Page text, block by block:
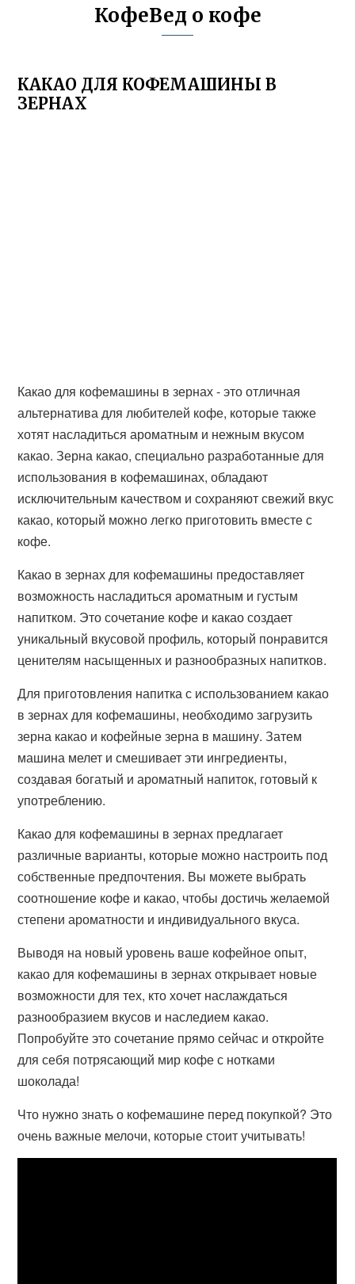
КофеВед о кофе
КАКАО ДЛЯ КОФЕМАШИНЫ В
ЗЕРНАХ
Какао для кофемашины в зернах - это отличная
альтернатива для любителей кофе, которые также
хотят насладиться ароматным и нежным вкусом
какао. Зерна какао, специально разработанные для
использования в кофемашинах, обладают
исключительным качеством и сохраняют свежий вкус
какао, который можно легко приготовить вместе с
кофе.
Какао в зернах для кофемашины предоставляет
возможность насладиться ароматным и густым
напитком. Это сочетание кофе и какао создает
уникальный вкусовой профиль, который понравится
ценителям насыщенных и разнообразных напитков.
Для приготовления напитка с использованием какао
в зернах для кофемашины, необходимо загрузить
зерна какао и кофейные зерна в машину. Затем
машина мелет и смешивает эти ингредиенты,
создавая богатый и ароматный напиток, готовый к
употреблению.
Какао для кофемашины в зернах предлагает
различные варианты, которые можно настроить под
собственные предпочтения. Вы можете выбрать
соотношение кофе и какао, чтобы достичь желаемой
степени ароматности и индивидуального вкуса.
Выводя на новый уровень ваше кофейное опыт,
какао для кофемашины в зернах открывает новые
возможности для тех, кто хочет наслаждаться
разнообразием вкусов и наследием какао.
Попробуйте это сочетание прямо сейчас и откройте
для себя потрясающий мир кофе с нотками
шоколада!
Что нужно знать о кофемашине перед покупкой? Это
очень важные мелочи, которые стоит учитывать!